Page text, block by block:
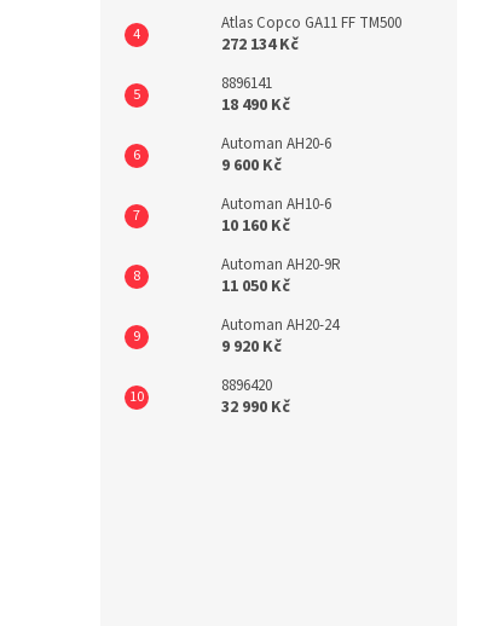
Atlas Copco GA11 FF TM500
272 134 Kč
8896141
18 490 Kč
Automan AH20-6
9 600 Kč
Automan AH10-6
10 160 Kč
Automan AH20-9R
11 050 Kč
Automan AH20-24
9 920 Kč
8896420
32 990 Kč